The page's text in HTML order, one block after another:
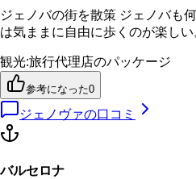
ジェノバの街を散策 ジェノバも
は気ままに自由に歩くのが楽しい
観光:旅行代理店のパッケージ
参考になった0
ジェノヴァの口コミ
バルセロナ